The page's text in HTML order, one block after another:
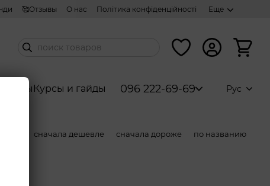
🥰Отзывы О нас Політика конфіденційності Еще
Курсы и гайды 096 222-69-69 Рус
сначала дешевле сначала дороже по названию